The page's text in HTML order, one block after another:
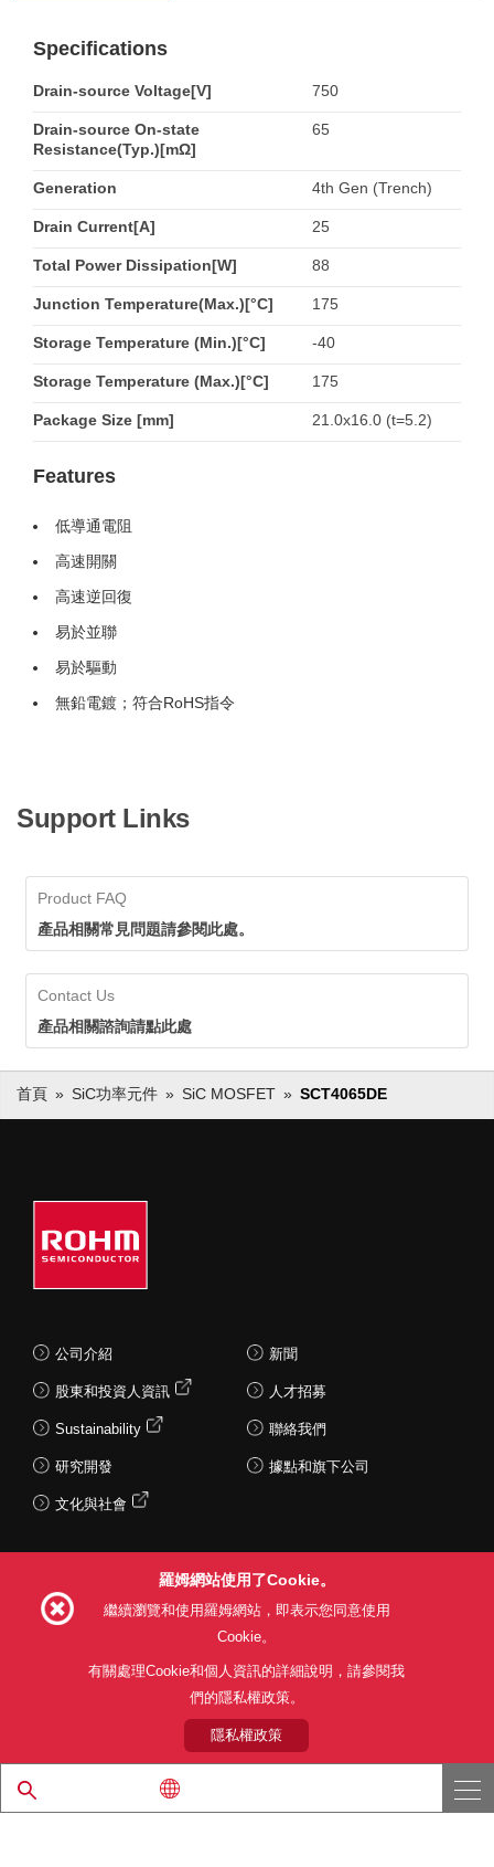
Specifications
Drain-source Voltage[V] 750
Drain-source On-state
Resistance(Typ.)[mΩ]
65
Generation 4th Gen (Trench)
Drain Current[A] 25
Total Power Dissipation[W] 88
Junction Temperature(Max.)[°C] 175
Storage Temperature (Min.)[°C] -40
Storage Temperature (Max.)[°C] 175
Package Size [mm] 21.0x16.0 (t=5.2)
Features
低導通電阻
高速開關
高速逆回復
易於並聯
易於驅動
無鉛電鍍；符合RoHS指令
Support Links
Product FAQ
產品相關常見問題請參閱此處。
Contact Us
產品相關諮詢請點此處
首頁 SiC功率元件 SiC MOSFET SCT4065DE
公司介紹
股東和投資人資訊
Sustainability
研究開發
文化與社會
新聞
人才招募
聯絡我們
據點和旗下公司
利用目的 隱私權政策
關於本公司產品銷售之標準條款(PDF)
© 1997 - 2026 ROHM CO., LTD. ALL RIGHTS RESERVED.
羅姆網站使用了Cookie。
繼續瀏覽和使用羅姆網站，即表示您同意使用
Cookie。
有關處理Cookie和個人資訊的詳細說明，請參閱我
們的隱私權政策。
隱私權政策